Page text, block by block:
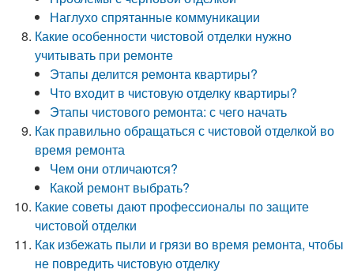
Наглухо спрятанные коммуникации
Какие особенности чистовой отделки нужно
учитывать при ремонте
Этапы делится ремонта квартиры?
Что входит в чистовую отделку квартиры?
Этапы чистового ремонта: с чего начать
Как правильно обращаться с чистовой отделкой во
время ремонта
Чем они отличаются?
Какой ремонт выбрать?
Какие советы дают профессионалы по защите
чистовой отделки
Как избежать пыли и грязи во время ремонта, чтобы
не повредить чистовую отделку